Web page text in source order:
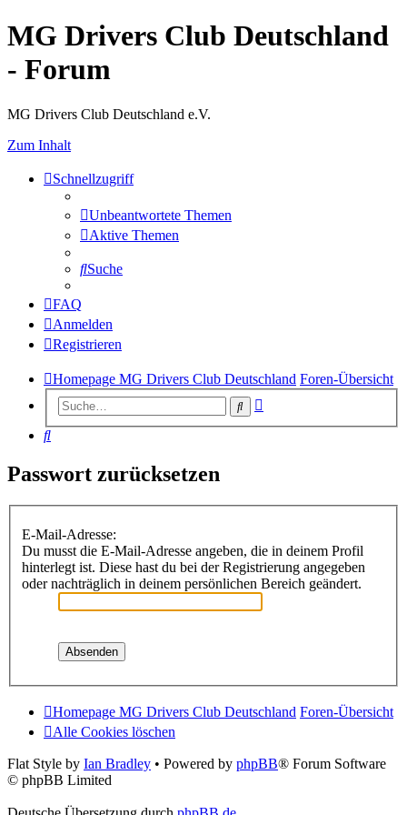
MG Drivers Club Deutschland
- Forum
MG Drivers Club Deutschland e.V.
Zum Inhalt
Schnellzugriff
Unbeantwortete Themen
Aktive Themen
Suche
FAQ
Anmelden
Registrieren
Homepage MG Drivers Club Deutschland Foren-Übersicht
Suche
Suche
Passwort zurücksetzen
E-Mail-Adresse:
Du musst die E-Mail-Adresse angeben, die in deinem Profil
hinterlegt ist. Diese hast du bei der Registrierung angegeben
oder nachträglich in deinem persönlichen Bereich geändert.
Homepage MG Drivers Club Deutschland Foren-Übersicht
Alle Cookies löschen
Flat Style by Ian Bradley • Powered by phpBB® Forum Software
© phpBB Limited